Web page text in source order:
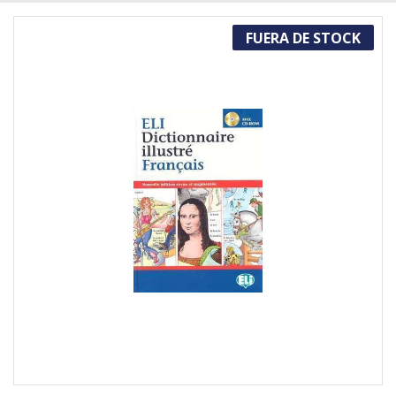
FUERA DE STOCK